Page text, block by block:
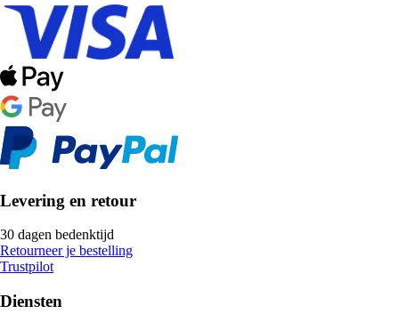
Levering en retour
30 dagen bedenktijd
Retourneer je bestelling
Trustpilot
Diensten